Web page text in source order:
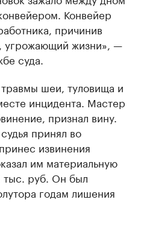
Конвейер
причинив
угрожающий жизни», —
суда.
шеи, туловища и
инцидента. Мастер
признал вину.
принял во
извинения
им материальную
руб. Он был
годам лишения